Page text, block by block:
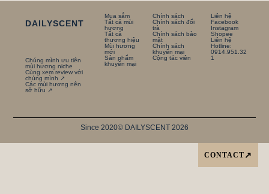
DAILYSCENT
Chúng mình ưu tiên
mùi hương niche
Cùng xem review với
chúng mình ↗
Các mùi hương nên
sở hữu ↗
Mua sắm
Tất cả mùi
hương
Tất cả
thương hiệu
Mùi hương
mới
Sản phẩm
khuyến mại
Chính sách
Chính sách đổi
trà
Chính sách bảo
mật
Chính sách
khuyến mại
Cộng tác viên
Liên hệ
Facebook
Instagram
Shopee
Liên hệ
Hotline:
0914.951.32
1
Since 2020© DAILYSCENT 2026
CONTACT ↗